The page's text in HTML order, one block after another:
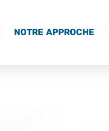
NOTRE APPROCHE